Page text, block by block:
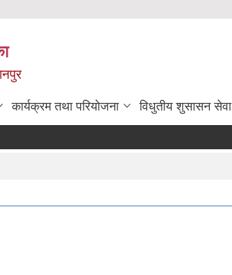
कार्यक्रम तथा परियोजना विधुतीय शुसासन सेवा